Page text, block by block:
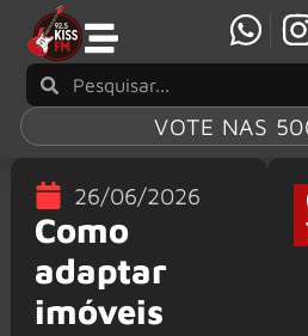
VOTE NAS
26/06/2026
Como
adaptar
imóveis